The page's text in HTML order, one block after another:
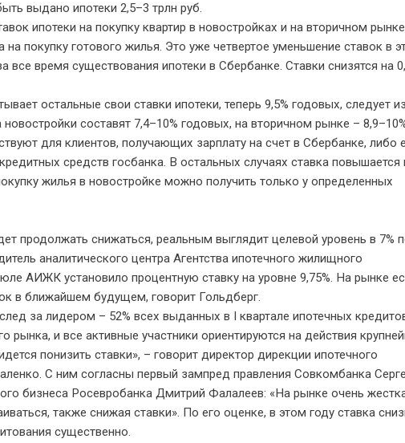
выдано ипотеки 2,5–3 трлн руб.
ипотеки на покупку квартир в новостройках и на вторичном
покупку готового жилья. Это уже четвертое уменьшение ставок в
все время существования ипотеки в Сбербанке. Ставки снизятся на
остальные свои ставки ипотеки, теперь 9,5% годовых, следует из
составят 7,4–10% годовых, на вторичном рынке –
для клиентов, получающих зарплату на счет в Сбербанке, либо
средств госбанка. В остальных случаях ставка повышается
жилья в новостройке можно получить только у определенных
продолжать снижаться, реальным выглядит целевой уровень в 7%
аналитического центра Агентства ипотечного жилищного
АИЖК установило процентную ставку на уровне 9,75%. На рынке
в ближайшем будущем, говорит Гольдберг.
за лидером – 52% всех выданных в I квартале ипотечных
рынка, и все активные участники ориентируются на действия
понизить ставки», – говорит директор дирекции ипотечного
С ним согласны первый зампред правления Совкомбанка
бизнеса Росевробанка Дмитрий Фалалеев: «На рынке очень
также снижая ставки». По его оценке, в этом году ставка
существенно.